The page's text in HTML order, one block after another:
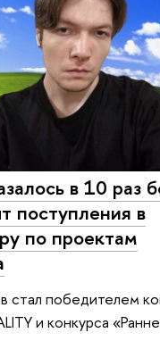
в 10 раз
поступления в
по проектам
стал победителем
и конкурса